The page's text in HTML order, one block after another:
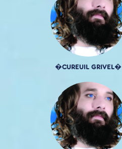
�CUREUIL GRIVEL�